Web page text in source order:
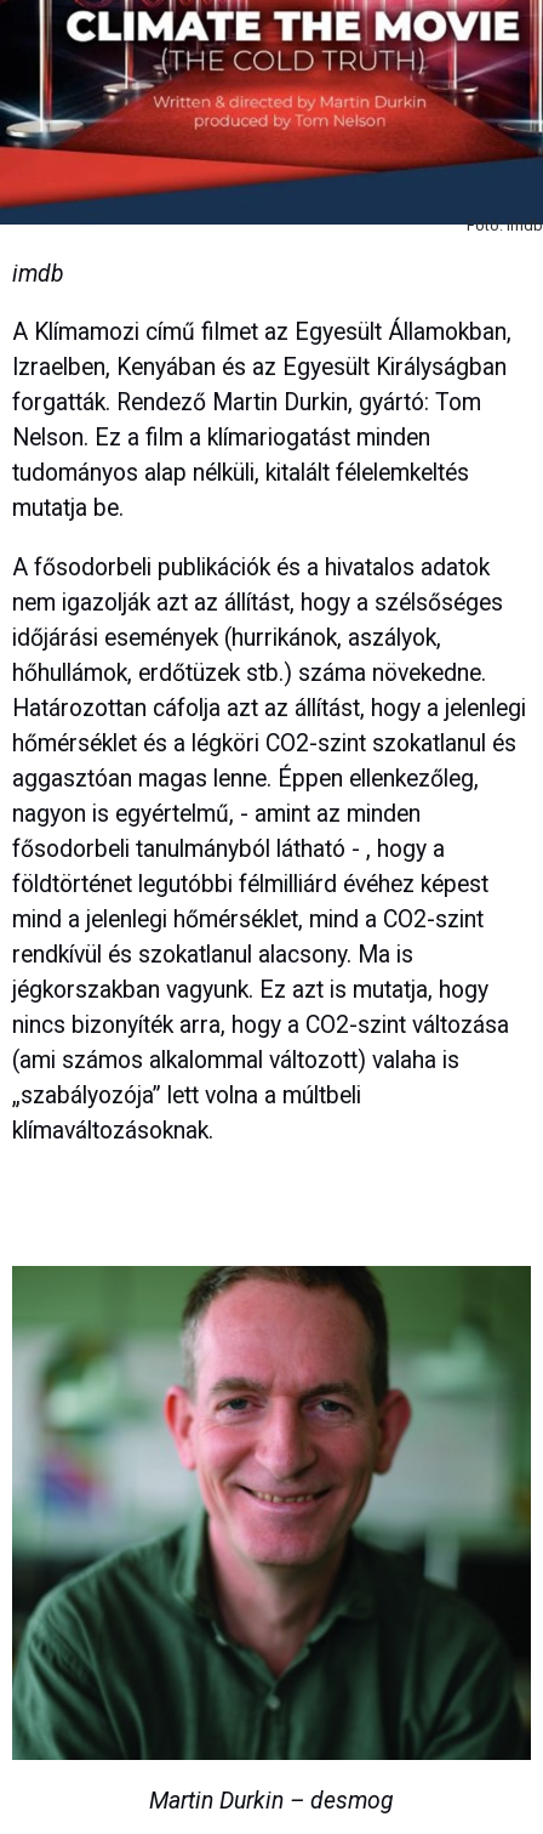
Fotó: imdb
imdb
A Klímamozi című filmet az Egyesült Államokban,
Izraelben, Kenyában és az Egyesült Királyságban
forgatták. Rendező Martin Durkin, gyártó: Tom
Nelson. Ez a film a klímariogatást minden
tudományos alap nélküli, kitalált félelemkeltés
mutatja be.
A fősodorbeli publikációk és a hivatalos adatok
nem igazolják azt az állítást, hogy a szélsőséges
időjárási események (hurrikánok, aszályok,
hőhullámok, erdőtüzek stb.) száma növekedne.
Határozottan cáfolja azt az állítást, hogy a jelenlegi
hőmérséklet és a légköri CO2-szint szokatlanul és
aggasztóan magas lenne. Éppen ellenkezőleg,
nagyon is egyértelmű, - amint az minden
fősodorbeli tanulmányból látható - , hogy a
földtörténet legutóbbi félmilliárd évéhez képest
mind a jelenlegi hőmérséklet, mind a CO2-szint
rendkívül és szokatlanul alacsony. Ma is
jégkorszakban vagyunk. Ez azt is mutatja, hogy
nincs bizonyíték arra, hogy a CO2-szint változása
(ami számos alkalommal változott) valaha is
„szabályozója” lett volna a múltbeli
klímaváltozásoknak.
Martin Durkin – desmog